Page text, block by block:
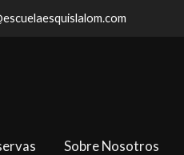
Sobre Nosotros